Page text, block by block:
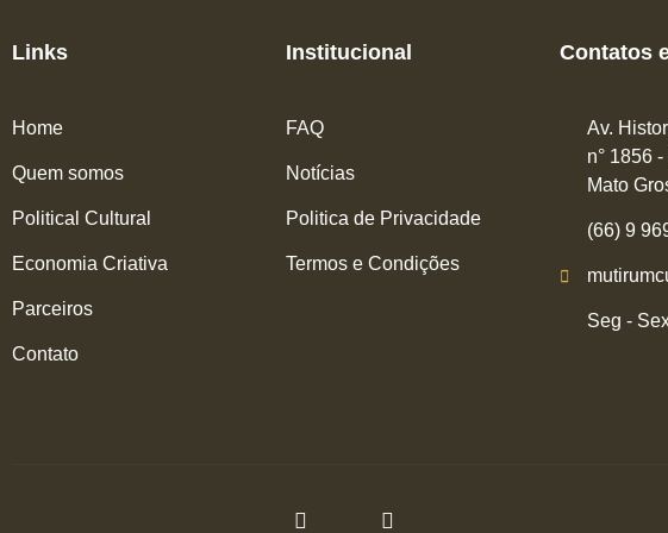
Links
Home
Quem somos
Political Cultural
Economia Criativa
Parceiros
Contato
Institucional
FAQ
Notícias
Politica de Privacidade
Termos e Condições
Contatos
Av.
n° 1856
Mato
(66) 9
Seg -